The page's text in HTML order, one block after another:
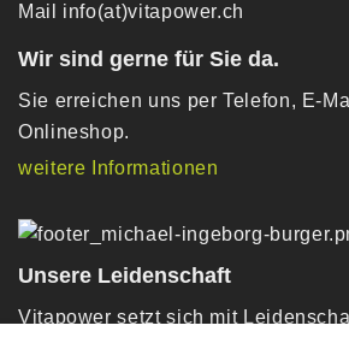
Mail info(at)vitapower.ch
Wir sind gerne für Sie da.
Sie erreichen uns per Telefon, E-
Onlineshop.
weitere Informationen
Unsere Leidenschaft
Vitapower setzt sich mit